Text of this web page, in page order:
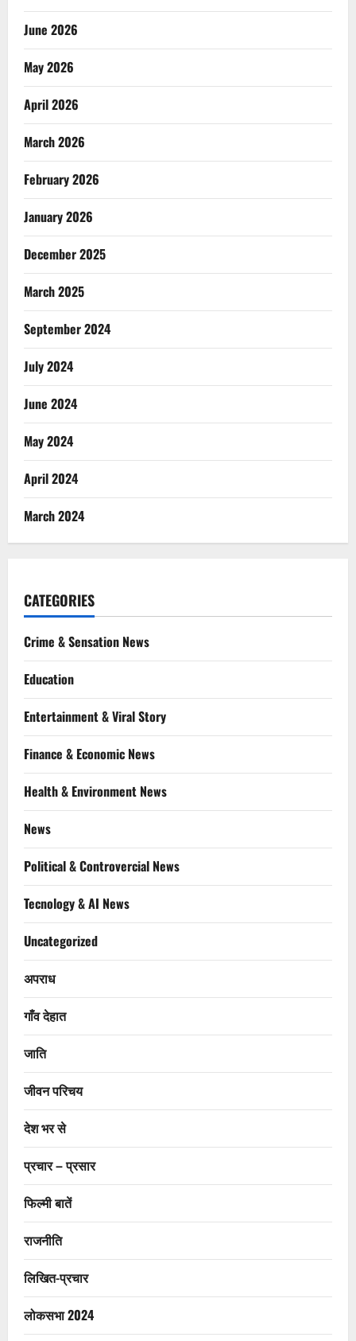
June 2026
May 2026
April 2026
March 2026
February 2026
January 2026
December 2025
March 2025
September 2024
July 2024
June 2024
May 2024
April 2024
March 2024
CATEGORIES
Crime & Sensation News
Education
Entertainment & Viral Story
Finance & Economic News
Health & Environment News
News
Political & Controvercial News
Tecnology & AI News
Uncategorized
अपराध
गाँव देहात
जाति
जीवन परिचय
देश भर से
प्रचार – प्रसार
फिल्मी बातें
राजनीति
लिखित-प्रचार
लोकसभा 2024